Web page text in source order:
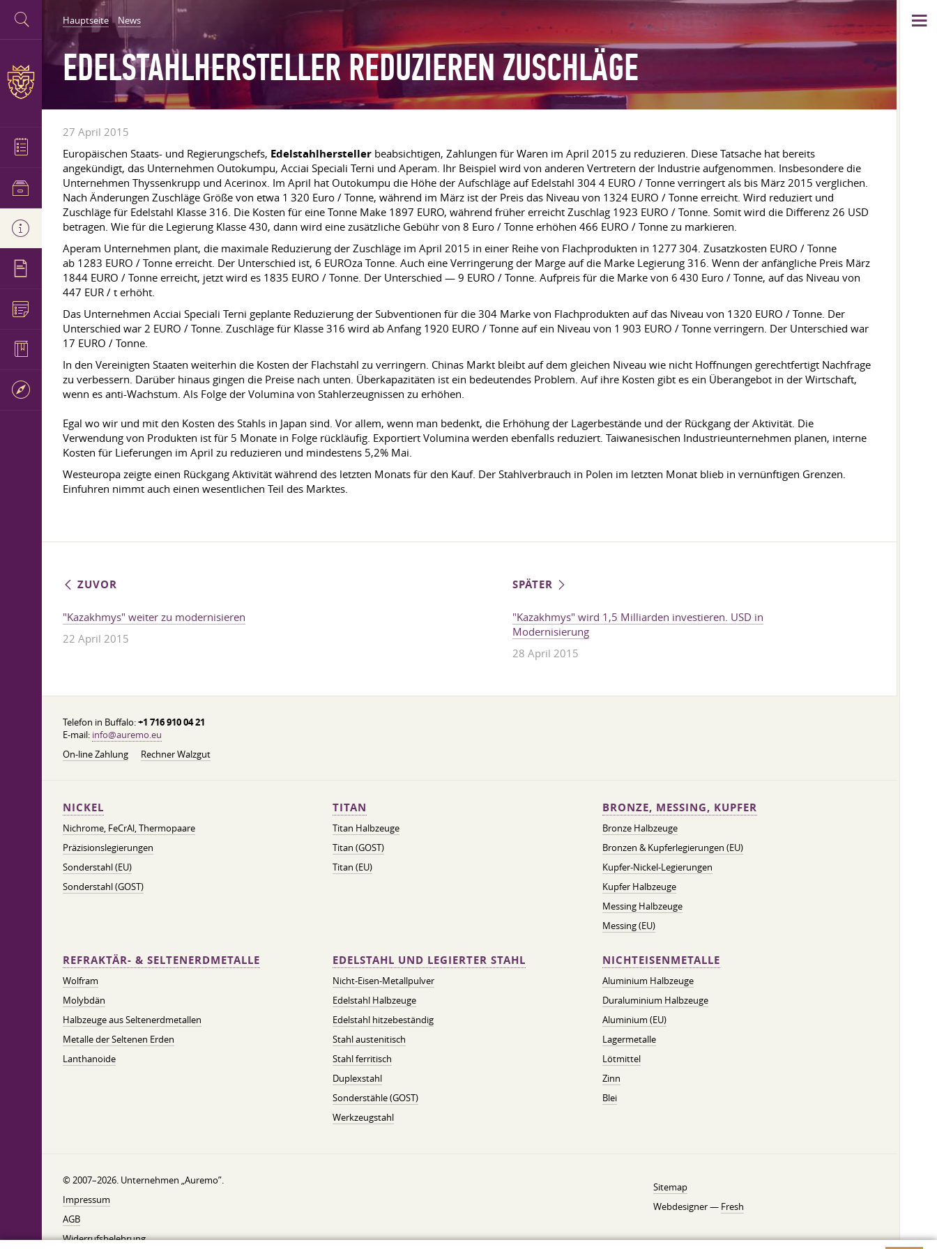
Hauptseite News
EDELSTAHLHERSTELLER REDUZIEREN ZUSCHLÄGE
27 April 2015
Europäischen Staats- und Regierungschefs, Edelstahlhersteller beabsichtigen, Zahlungen für Waren im April 2015 zu reduzieren. Diese Tatsache hat bereits
angekündigt, das Unternehmen Outokumpu, Acciai Speciali Terni und Aperam. Ihr Beispiel wird von anderen Vertretern der Industrie aufgenommen. Insbesondere die
Unternehmen Thyssenkrupp und Acerinox. Im April hat Outokumpu die Höhe der Aufschläge auf Edelstahl 304 4 EURO / Tonne verringert als bis März 2015 verglichen.
Nach Änderungen Zuschläge Größe von etwa 1 320 Euro / Tonne, während im März ist der Preis das Niveau von 1324 EURO / Tonne erreicht. Wird reduziert und
Zuschläge für Edelstahl Klasse 316. Die Kosten für eine Tonne Make 1897 EURO, während früher erreicht Zuschlag 1923 EURO / Tonne. Somit wird die Differenz 26 USD
betragen. Wie für die Legierung Klasse 430, dann wird eine zusätzliche Gebühr von 8 Euro / Tonne erhöhen 466 EURO / Tonne zu markieren.
Aperam Unternehmen plant, die maximale Reduzierung der Zuschläge im April 2015 in einer Reihe von Flachprodukten in 1277 304. Zusatzkosten EURO / Tonne
ab 1283 EURO / Tonne erreicht. Der Unterschied ist, 6 EUROza Tonne. Auch eine Verringerung der Marge auf die Marke Legierung 316. Wenn der anfängliche Preis März
1844 EURO / Tonne erreicht, jetzt wird es 1835 EURO / Tonne. Der Unterschied — 9 EURO / Tonne. Aufpreis für die Marke von 6 430 Euro / Tonne, auf das Niveau von
447 EUR / t erhöht.
Das Unternehmen Acciai Speciali Terni geplante Reduzierung der Subventionen für die 304 Marke von Flachprodukten auf das Niveau von 1320 EURO / Tonne. Der
Unterschied war 2 EURO / Tonne. Zuschläge für Klasse 316 wird ab Anfang 1920 EURO / Tonne auf ein Niveau von 1 903 EURO / Tonne verringern. Der Unterschied war
17 EURO / Tonne.
In den Vereinigten Staaten weiterhin die Kosten der Flachstahl zu verringern. Chinas Markt bleibt auf dem gleichen Niveau wie nicht Hoffnungen gerechtfertigt Nachfrage
zu verbessern. Darüber hinaus gingen die Preise nach unten. Überkapazitäten ist ein bedeutendes Problem. Auf ihre Kosten gibt es ein Überangebot in der Wirtschaft,
wenn es anti-Wachstum. Als Folge der Volumina von Stahlerzeugnissen zu erhöhen.
Egal wo wir und mit den Kosten des Stahls in Japan sind. Vor allem, wenn man bedenkt, die Erhöhung der Lagerbestände und der Rückgang der Aktivität. Die
Verwendung von Produkten ist für 5 Monate in Folge rückläufig. Exportiert Volumina werden ebenfalls reduziert. Taiwanesischen Industrieunternehmen planen, interne
Kosten für Lieferungen im April zu reduzieren und mindestens 5,2% Mai.
Westeuropa zeigte einen Rückgang Aktivität während des letzten Monats für den Kauf. Der Stahlverbrauch in Polen im letzten Monat blieb in vernünftigen Grenzen.
Einfuhren nimmt auch einen wesentlichen Teil des Marktes.
ZUVOR
"Kazakhmys" weiter zu modernisieren
22 April 2015
SPÄTER
"Kazakhmys" wird 1,5 Milliarden investieren. USD in
Modernisierung
28 April 2015
Telefon in Buffalo:+1 716 910 04 21
E-mail: info@auremo.eu
On-line Zahlung
Rechner Walzgut
NICKEL
Nichrome, FeСrAl, ​​Thermopaare
Präzisionslegierungen
Sonderstahl (EU)
Sonderstahl (GOST)
TITAN
Titan Halbzeuge
Titan (GOST)
Titan (EU)
BRONZE, MESSING, KUPFER
Bronze Halbzeuge
Bronzen & Kupferlegierungen (EU)
Kupfer-Nickel-Legierungen
Kupfer Halbzeuge
Messing Halbzeuge
Messing (EU)
REFRAKTÄR- & SELTENERDMETALLE
Wolfram
Molybdän
Halbzeuge aus Seltenerdmetallen
Metalle der Seltenen Erden
Lanthanoide
EDELSTAHL UND LEGIERTER STAHL
Nicht-Eisen-Metallpulver
Edelstahl Halbzeuge
Edelstahl hitzebeständig
Stahl austenitisch
Stahl ferritisch
Duplexstahl
Sonderstähle (GOST)
Werkzeugstahl
NICHTEISENMETALLE
Aluminium Halbzeuge
Duraluminium Halbzeuge
Aluminium (EU)
Lagermetalle
Lötmittel
Zinn
Blei
© 2007–2026. Unternehmen „Auremo”.
Impressum
AGB
Widerrufsbelehrung
Sitemap
Webdesigner — Fresh